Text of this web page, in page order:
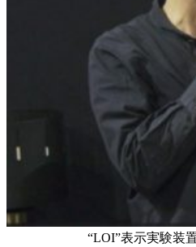
“LOI”表示実験装